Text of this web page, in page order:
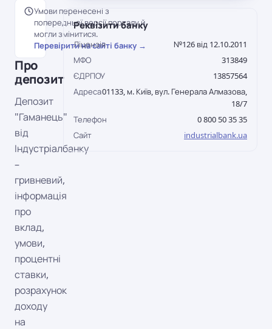
Умови перенесені з
попередньої версії порталу й
могли змінитися.
Перевірити на сайті банку →
Про
депозит
Депозит
"Гаманець"
від
Індустріалбанку
–
гривневий,
інформація
про
вклад,
умови,
процентні
ставки,
розрахунок
доходу
на
Реквізити банку
Ліцензія
№126 від 12.10.2011
МФО
313849
ЄДРПОУ
13857564
Адреса01133, м. Київ, вул. Генерала Алмазова,
18/7
Телефон
0 800 50 35 35
Сайт
industrialbank.ua